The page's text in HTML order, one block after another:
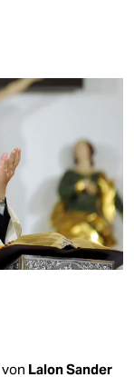
von Lalon Sander